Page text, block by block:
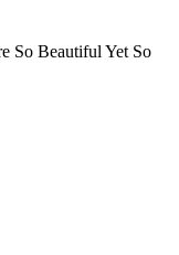
So Beautiful Yet So